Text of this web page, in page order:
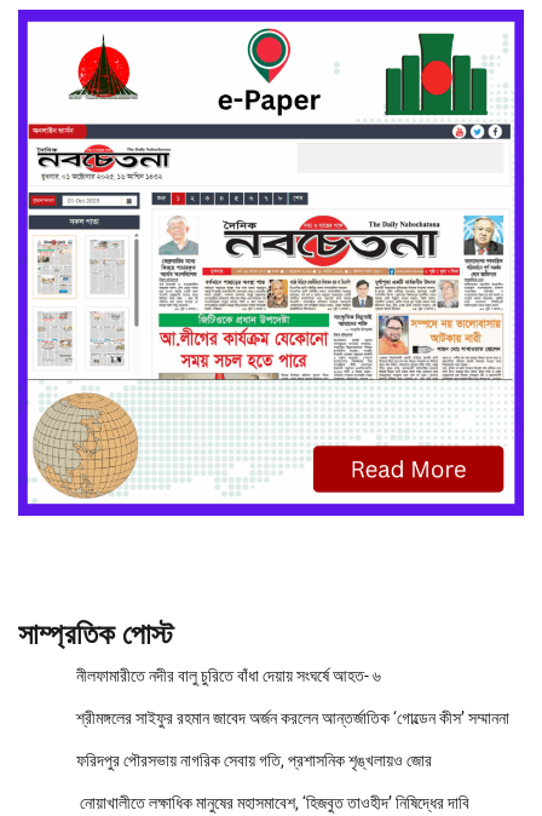
সাম্প্রতিক পোস্ট
নীলফামারীতে নদীর বালু চুরিতে বাঁধা দেয়ায় সংঘর্ষে আহত- ৬
শ্রীমঙ্গলের সাইফুর রহমান জাবেদ অর্জন করলেন আন্তর্জাতিক ‘গোল্ডেন কীস’ সম্মাননা
ফরিদপুর পৌরসভায় নাগরিক সেবায় গতি, প্রশাসনিক শৃঙ্খলায়ও জোর
নোয়াখালীতে লক্ষাধিক মানুষের মহাসমাবেশ, ‘হিজবুত তাওহীদ’ নিষিদ্ধের দাবি